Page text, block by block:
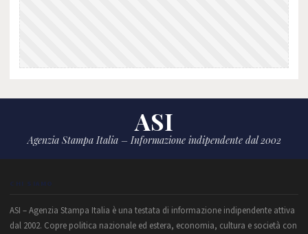
ASI
Agenzia Stampa Italia – Informazione indipendente dal 2002
CHI SIAMO
ASI – Agenzia Stampa Italia è una testata di informazione indipendente attiva
dal 2002. Copre politica nazionale ed estera, economia, cultura e società con